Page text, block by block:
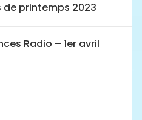
printemps 2023
Radio – 1er avril